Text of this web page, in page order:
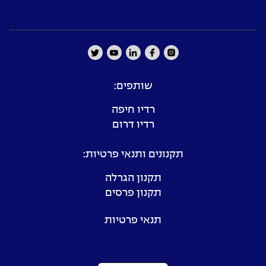
שותפים:
רדיו חיפה
רדיו דרום
תקנונים ותנאי פרטיות:
תקנון הגרלה
תקנון פרסים
תנאי פרטיות